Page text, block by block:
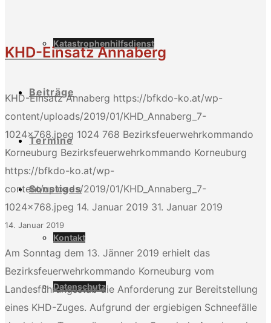
Katastrophenhilfsdienst
Beiträge
Termine
Sonstiges
Kontakt
Datenschutz
KHD-Einsatz Annaberg
KHD-Einsatz Annaberg https://bfkdo-ko.at/wp-
content/uploads/2019/01/KHD_Annaberg_7-
1024x768.jpeg 1024 768 Bezirksfeuerwehrkommando
Korneuburg Bezirksfeuerwehrkommando Korneuburg
https://bfkdo-ko.at/wp-
content/uploads/2019/01/KHD_Annaberg_7-
1024x768.jpeg 14. Januar 2019 31. Januar 2019
14. Januar 2019
Am Sonntag dem 13. Jänner 2019 erhielt das
Bezirksfeuerwehrkommando Korneuburg vom
Landesführungsstab die Anforderung zur Bereitstellung
eines KHD-Zuges. Aufgrund der ergiebigen Schneefälle